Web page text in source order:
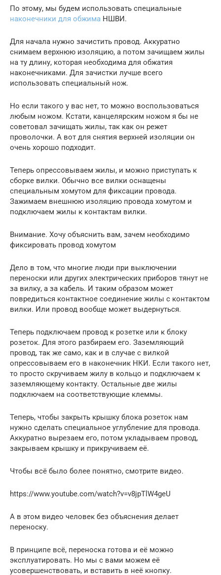
По этому, мы будем использовать специальные
наконечники для обжима НШВИ.
Для начала нужно зачистить провод. Аккуратно
снимаем верхнюю изоляцию, а потом зачищаем жилы
на ту длину, которая необходима для обжатия
наконечниками. Для зачистки лучше всего
использовать специальный нож.
Но если такого у вас нет, то можно воспользоваться
любым ножом. Кстати, канцелярским ножом я бы не
советовал зачищать жилы, так как он режет
проволочки. А вот для снятия верхней изоляции он
очень хорошо подходит.
Теперь опрессовываем жилы, и можно приступать к
сборке вилки. Обычно все вилки оснащены
специальным хомутом для фиксации провода.
Зажимаем внешнюю изоляцию провода хомутом и
подключаем жилы к контактам вилки.
Внимание. Хочу объяснить вам, зачем необходимо
фиксировать провод хомутом
Дело в том, что многие люди при выключении
переноски или других электрических приборов тянут не
за вилку, а за кабель. И таким образом может
повредиться контактное соединение жилы с контактом
вилки. Или провод вообще может выдернуться.
Теперь подключаем провод к розетке или к блоку
розеток. Для этого разбираем его. Заземляющий
провод, так же само, как и в случае с вилкой
опрессовываем его в наконечник НКИ. Если такого нет,
то просто скручиваем жилу в кольцо и подключаем к
заземляющему контакту. Остальные две жилы
подключаем на соответствующие клеммы.
Теперь, чтобы закрыть крышку блока розеток нам
нужно сделать специальное углубление для провода.
Аккуратно вырезаем его, потом укладываем провод,
закрываем крышку и прикручиваем её.
Чтобы всё было более понятно, смотрите видео.
https://www.youtube.com/watch?v=v8jpTlW4geU
А в этом видео человек без объяснения делает
переноску.
В принципе всё, переноска готова и её можно
эксплуатировать. Но мы с вами можем её
усовершенствовать, и вставить в неё кнопку.